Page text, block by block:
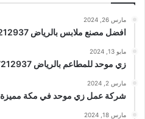
مارس 26, 2024
افضل مصنع ملابس بالرياض 0597212937
مايو 13, 2024
زي موحد للمطاعم بالرياض 0597212937
مارس 2, 2024
شركة عمل زي موحد في مكة مميزة 0597212937
مارس 18, 2024